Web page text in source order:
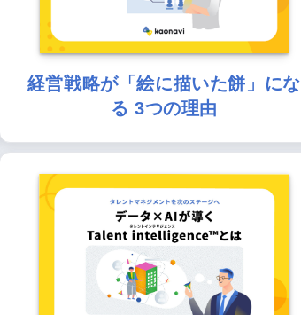
経営戦略が「絵に描いた餅」にな
る 3つの理由